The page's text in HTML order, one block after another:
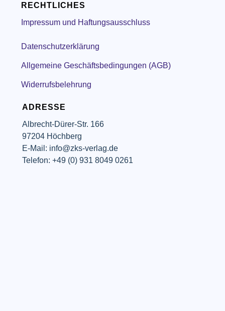
ADRESSE
Albrecht-Dürer-Str. 166
97204 Höchberg
E-Mail: info@zks-verlag.de
Telefon: +49 (0) 931 8049 0261
RECHTLICHES
Impressum und Haftungsausschluss
Datenschutzerklärung
Allgemeine Geschäftsbedingungen (AGB)
Widerrufsbelehrung